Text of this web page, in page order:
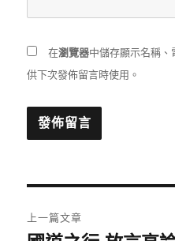
在瀏覽器中儲存顯示名稱
供下次發佈留言時使用。
章
上一篇文章